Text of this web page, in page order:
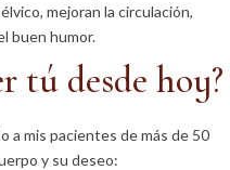
mejoran la circulación,
buen humor.
tú desde hoy?
a mis pacientes de más de 50
y su deseo: